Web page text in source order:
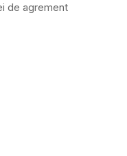
de agrement